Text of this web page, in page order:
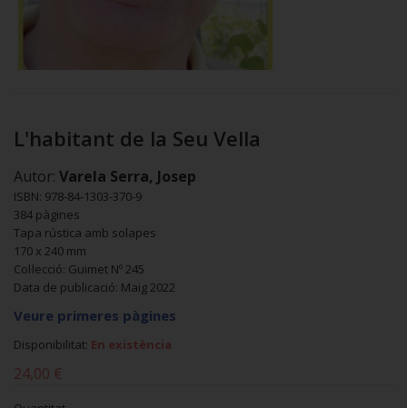
L'habitant de la Seu Vella
Autor: Varela Serra, Josep
ISBN: 978-84-1303-370-9
384 pàgines
Tapa rústica amb solapes
170 x 240 mm
Col·lecció: Guimet Nº 245
Data de publicació: Maig 2022
Veure primeres pàgines
Disponibilitat: En existència
24,00 €